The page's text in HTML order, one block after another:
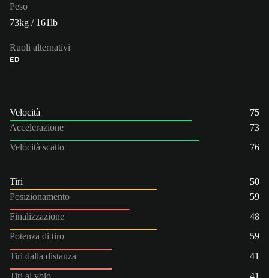
Peso
73kg / 161lb
Ruoli alternativi
ED
Velocità
75
Accelerazione
73
Velocità scatto
76
Tiri
50
Posizionamento
59
Finalizzazione
48
Potenza di tiro
59
Tiri dalla distanza
41
Tiri al volo
41